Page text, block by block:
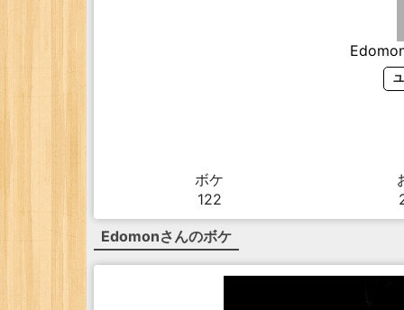
ボケ
122
Edomonさんのボケ